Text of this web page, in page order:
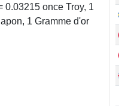
0.03215 once Troy, 1
1 Gramme d'or